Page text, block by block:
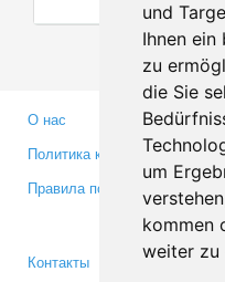
und
Ihnen ein
zu
die Sie
um
kommen
weiter zu
О нас
Политика
Правила пользования
Контакты